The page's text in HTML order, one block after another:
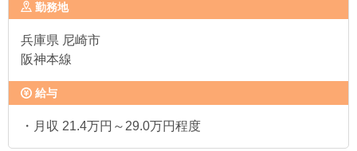
勤務地
兵庫県 尼崎市
阪神本線
給与
・月収 21.4万円～29.0万円程度